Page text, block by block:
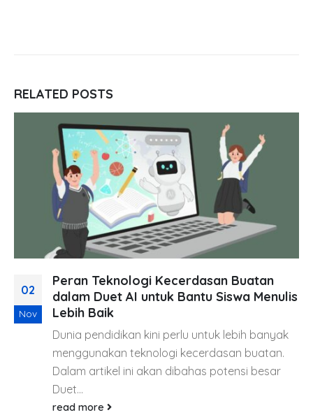
RELATED POSTS
02
Nov
Peran Teknologi Kecerdasan Buatan
dalam Duet AI untuk Bantu Siswa Menulis
Lebih Baik
Dunia pendidikan kini perlu untuk lebih banyak
menggunakan teknologi kecerdasan buatan.
Dalam artikel ini akan dibahas potensi besar
Duet...
read more